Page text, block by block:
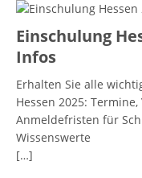
Einschulung
Infos
Erhalten Sie alle
Hessen 2025:
Anmeldefristen für
Wissenswerte
[…]